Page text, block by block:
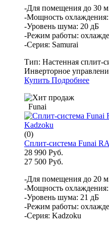
-Для помещения до 30
-Мощность
-Уровень шума: 20 дБ
-Режим работы:
-Серия: Samurai
Тип: Настенная сплит-
Инверторное
Купить Подробнее
Funai
(0)
Сплит-система Funai
28 990 Руб.
27 500 Руб.
-Для помещения до 20
-Мощность
-Уровень шума: 21 дБ
-Режим работы:
-Серия: Kadzoku